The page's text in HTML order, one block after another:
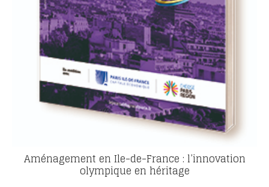
Aménagement en Ile-de-France : l’innovation
olympique en héritage